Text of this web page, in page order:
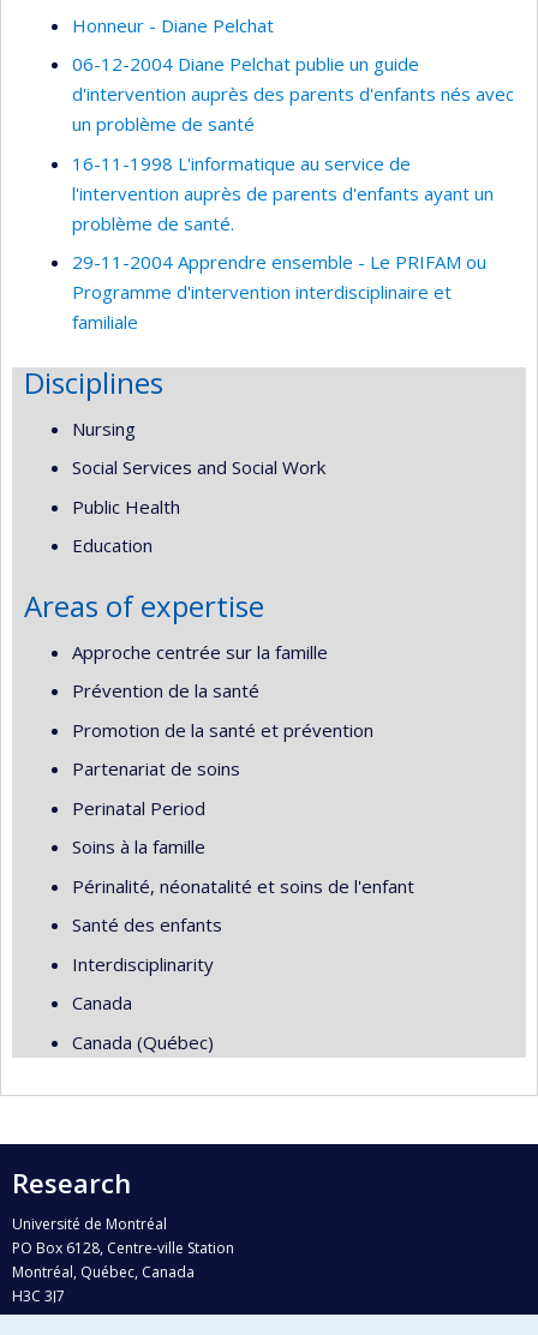
Honneur - Diane Pelchat
06-12-2004 Diane Pelchat publie un guide
d'intervention auprès des parents d'enfants nés avec
un problème de santé
16-11-1998 L'informatique au service de
l'intervention auprès de parents d'enfants ayant un
problème de santé.
29-11-2004 Apprendre ensemble - Le PRIFAM ou
Programme d'intervention interdisciplinaire et
familiale
Disciplines
Nursing
Social Services and Social Work
Public Health
Education
Areas of expertise
Approche centrée sur la famille
Prévention de la santé
Promotion de la santé et prévention
Partenariat de soins
Perinatal Period
Soins à la famille
Périnalité, néonatalité et soins de l'enfant
Santé des enfants
Interdisciplinarity
Canada
Canada (Québec)
Research
Université de Montréal
PO Box 6128, Centre-ville Station
Montréal, Québec, Canada
H3C 3J7